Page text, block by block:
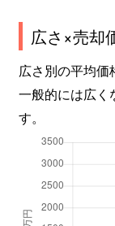
広さ×売却
広さ別の平均価
一般的には広く
す。